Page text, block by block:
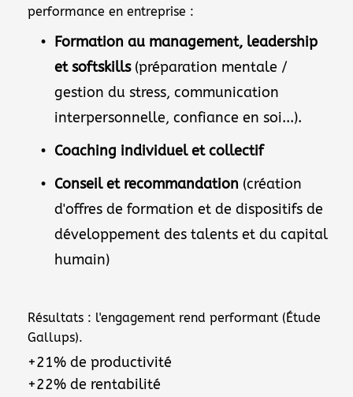
performance en entreprise :
Formation au management, leadership
et softskills (préparation mentale /
gestion du stress, communication
interpersonnelle, confiance en soi...).
Coaching individuel et collectif
Conseil et recommandation (création
d'offres de formation et de dispositifs de
développement des talents et du capital
humain)
Résultats : l'engagement rend performant (Étude
Gallups).
+21% de productivité
+22% de rentabilité